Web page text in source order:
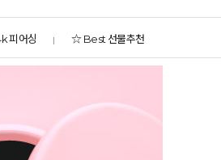
피어싱 ☆ Best 선물추천